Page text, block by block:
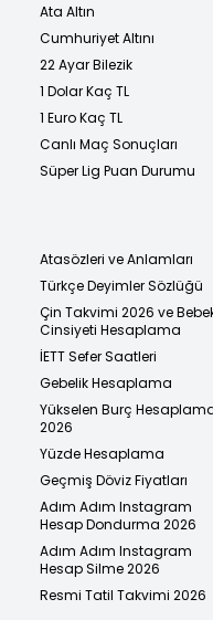
Ata Altın
Cumhuriyet Altını
22 Ayar Bilezik
1 Dolar Kaç TL
1 Euro Kaç TL
Canlı Maç Sonuçları
Süper Lig Puan Durumu
Atasözleri ve Anlamları
Türkçe Deyimler Sözlüğü
Çin Takvimi 2026 ve
Cinsiyeti Hesaplama
İETT Sefer Saatleri
Gebelik Hesaplama
Yükselen Burç
2026
Yüzde Hesaplama
Geçmiş Döviz Fiyatları
Adım Adım Instagram
Hesap Dondurma 2026
Adım Adım Instagram
Hesap Silme 2026
Resmi Tatil Takvimi 2026